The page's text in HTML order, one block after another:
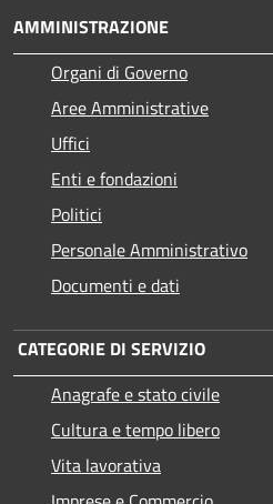
AMMINISTRAZIONE
Organi di Governo
Aree Amministrative
Uffici
Enti e fondazioni
Politici
Personale Amministrativo
Documenti e dati
CATEGORIE DI SERVIZIO
Anagrafe e stato civile
Cultura e tempo libero
Vita lavorativa